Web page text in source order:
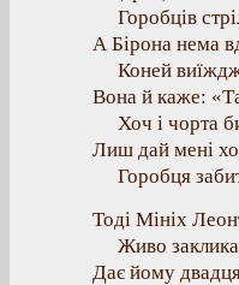
Горобців
А Бірона нема
Коней
Вона й каже:
Хоч і чорта
Лиш дай мені
Горобця
Тоді Мініх
Живо
Дає йому